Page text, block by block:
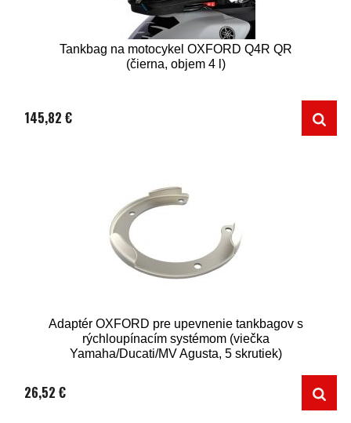
Tankbag na motocykel OXFORD Q4R QR
(čierna, objem 4 l)
145,82 €
Adaptér OXFORD pre upevnenie tankbagov s
rýchloupínacím systémom (viečka
Yamaha/Ducati/MV Agusta, 5 skrutiek)
26,52 €